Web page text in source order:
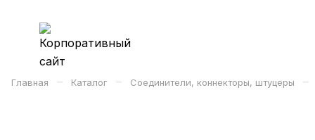
Главная – Каталог – Соединители, коннекторы, штуцеры –